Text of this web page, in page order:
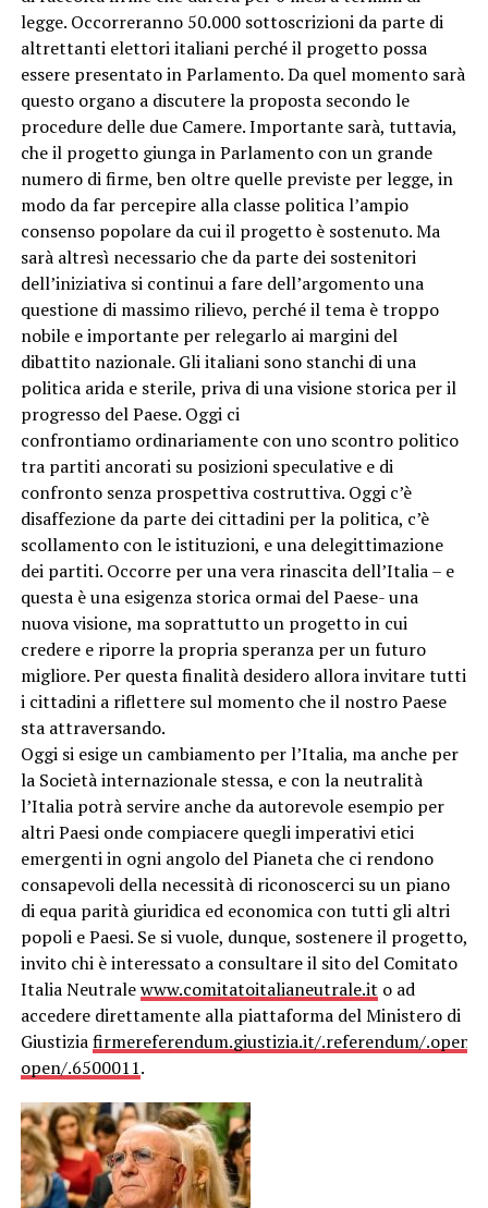
legge. Occorreranno 50.000 sottoscrizioni da parte di
altrettanti elettori italiani perché il progetto possa
essere presentato in Parlamento. Da quel momento sarà
questo organo a discutere la proposta secondo le
procedure delle due Camere. Importante sarà, tuttavia,
che il progetto giunga in Parlamento con un grande
numero di firme, ben oltre quelle previste per legge, in
modo da far percepire alla classe politica l’ampio
consenso popolare da cui il progetto è sostenuto. Ma
sarà altresì necessario che da parte dei sostenitori
dell’iniziativa si continui a fare dell’argomento una
questione di massimo rilievo, perché il tema è troppo
nobile e importante per relegarlo ai margini del
dibattito nazionale. Gli italiani sono stanchi di una
politica arida e sterile, priva di una visione storica per il
progresso del Paese. Oggi ci
confrontiamo ordinariamente con uno scontro politico
tra partiti ancorati su posizioni speculative e di
confronto senza prospettiva costruttiva. Oggi c’è
disaffezione da parte dei cittadini per la politica, c’è
scollamento con le istituzioni, e una delegittimazione
dei partiti. Occorre per una vera rinascita dell’Italia – e
questa è una esigenza storica ormai del Paese- una
nuova visione, ma soprattutto un progetto in cui
credere e riporre la propria speranza per un futuro
migliore. Per questa finalità desidero allora invitare tutti
i cittadini a riflettere sul momento che il nostro Paese
sta attraversando.
Oggi si esige un cambiamento per l’Italia, ma anche per
la Società internazionale stessa, e con la neutralità
l’Italia potrà servire anche da autorevole esempio per
altri Paesi onde compiacere quegli imperativi etici
emergenti in ogni angolo del Pianeta che ci rendono
consapevoli della necessità di riconoscerci su un piano
di equa parità giuridica ed economica con tutti gli altri
popoli e Paesi. Se si vuole, dunque, sostenere il progetto,
invito chi è interessato a consultare il sito del Comitato
Italia Neutralewww.comitatoitalianeutrale.it o ad
accedere direttamente alla piattaforma del Ministero di
Giustiziafirmereferendum.giustizia.it/.referendum/.open/
open/.6500011.